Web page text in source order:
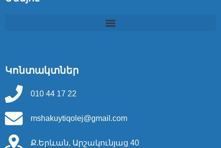
Կոնտակտներ
010 44 17 22
mshakuytiqolej@gmail.com
Ք.Երևան, Արշակունյաց 40